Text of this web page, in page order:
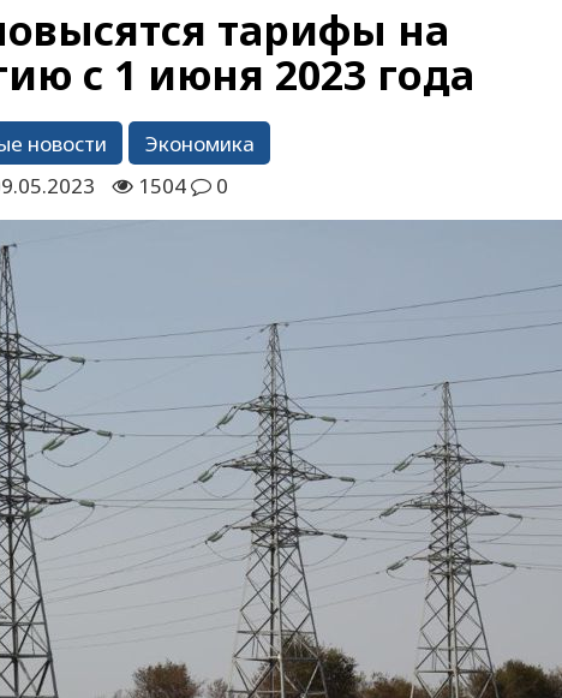
тарифы на
с 1 июня 2023 года
новости
Экономика
1504 0